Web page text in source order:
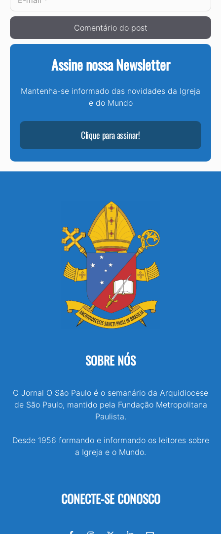
mail
Assine nossa Newsletter
Mantenha-se informado das novidades da Igreja
e do Mundo
Clique para assinar!
SOBRE NÓS
O Jornal O São Paulo é o semanário da Arquidiocese
de São Paulo, mantido pela Fundação Metropolitana
Paulista.
Desde 1956 formando e informando os leitores sobre
a Igreja e o Mundo.
CONECTE-SE CONOSCO